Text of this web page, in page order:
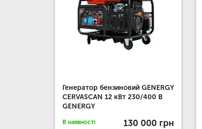
Генератор бензиновий GENERGY
CERVASCAN 12 кВт 230/400 В
GENERGY
В наявності 130 000 грн